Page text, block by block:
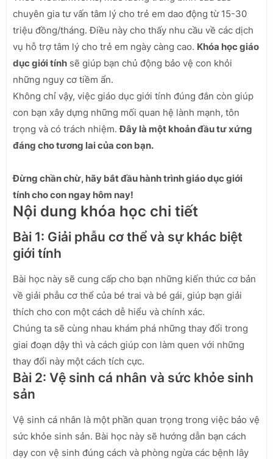
chuyên gia tư vấn tâm lý cho trẻ em dao động từ 15-30
triệu đồng/tháng. Điều này cho thấy nhu cầu về các dịch
vụ hỗ trợ tâm lý cho trẻ em ngày càng cao. Khóa học giáo
dục giới tính sẽ giúp bạn chủ động bảo vệ con khỏi
những nguy cơ tiềm ẩn.
Không chỉ vậy, việc giáo dục giới tính đúng đắn còn giúp
con bạn xây dựng những mối quan hệ lành mạnh, tôn
trọng và có trách nhiệm.Đây là một khoản đầu tư xứng
đáng cho tương lai của con bạn.
Đừng chần chừ, hãy bắt đầu hành trình giáo dục giới
tính cho con ngay hôm nay!
Nội dung khóa học chi tiết
Bài 1: Giải phẫu cơ thể và sự khác biệt
giới tính
Bài học này sẽ cung cấp cho bạn những kiến thức cơ bản
về giải phẫu cơ thể của bé trai và bé gái, giúp bạn giải
thích cho con một cách dễ hiểu và chính xác.
Chúng ta sẽ cùng nhau khám phá những thay đổi trong
giai đoạn dậy thì và cách giúp con làm quen với những
thay đổi này một cách tích cực.
Bài 2: Vệ sinh cá nhân và sức khỏe sinh
sản
Vệ sinh cá nhân là một phần quan trọng trong việc bảo vệ
sức khỏe sinh sản. Bài học này sẽ hướng dẫn bạn cách
dạy con vệ sinh đúng cách và phòng ngừa các bệnh lây